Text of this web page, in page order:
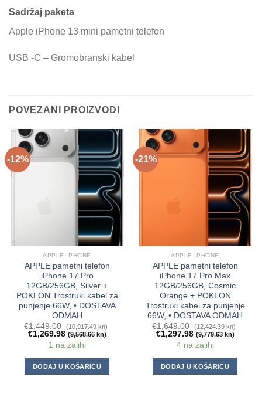
Sadržaj paketa
Apple iPhone 13 mini pametni telefon
USB -C – Gromobranski kabel
POVEZANI PROIZVODI
-12%
APPLE IPHONE
APPLE pametni telefon
iPhone 17 Pro
12GB/256GB, Silver +
POKLON Trostruki kabel za
punjenje 66W, • DOSTAVA
ODMAH
€1,449.00 (10,917.49 kn)
€1,269.98 (9,568.66 kn)
1 na zalihi
DODAJ U KOŠARICU
-21%
APPLE IPHONE
APPLE pametni telefon
iPhone 17 Pro Max
12GB/256GB, Cosmic
Orange + POKLON
Trostruki kabel za punjenje
66W, • DOSTAVA ODMAH
€1,649.00 (12,424.39 kn)
€1,297.98 (9,779.63 kn)
4 na zalihi
DODAJ U KOŠARICU